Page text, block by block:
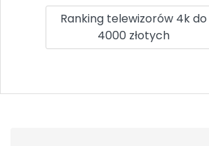
Ranking telewizorów 4k do
4000 złotych